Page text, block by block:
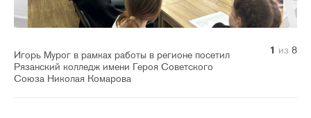
Игорь Мурог в рамках работы в регионе посетил
Рязанский колледж имени Героя Советского
Союза Николая Комарова
1 из 8
2 из 8
3 из 8
4 из 8
5 из 8
6 из 8
7 из 8
8 из 8